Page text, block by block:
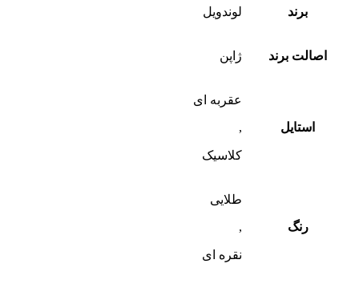
برند لوندویل
اصالت برند ژاپن
استایل
عقربه ای
,
کلاسیک
رنگ
طلایی
,
نقره ای